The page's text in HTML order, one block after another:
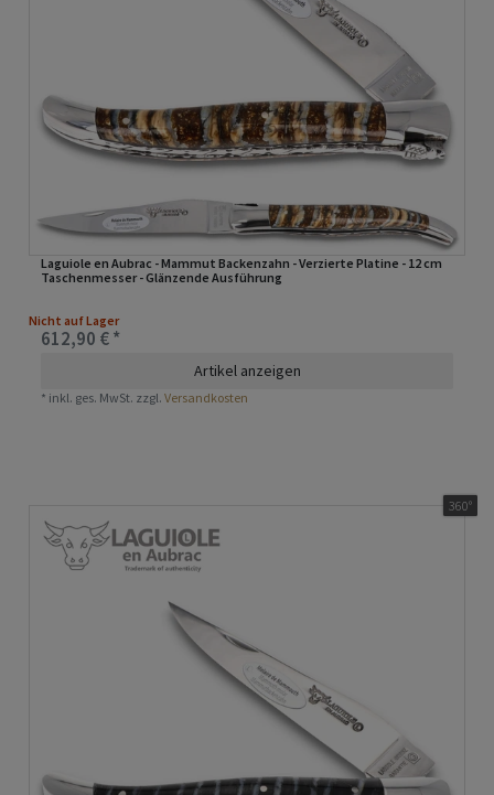
Laguiole en Aubrac - Mammut Backenzahn - Verzierte Platine - 12 cm
Taschenmesser - Glänzende Ausführung
Nicht auf Lager
612,90 € *
Artikel anzeigen
* inkl. ges. MwSt. zzgl.Versandkosten
360°